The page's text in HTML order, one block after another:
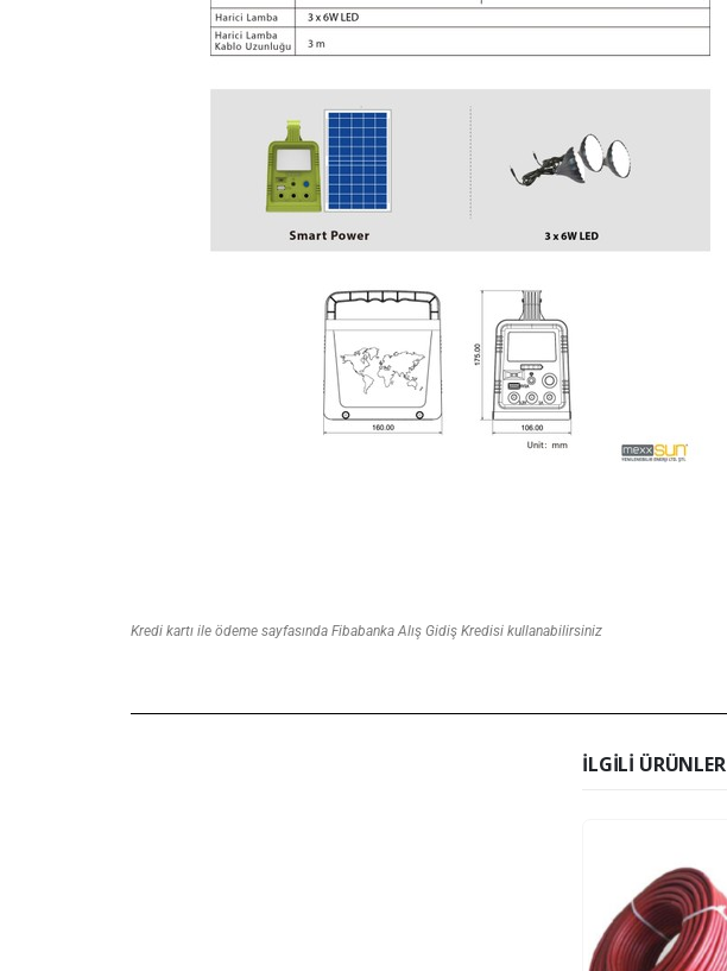
Kredi kartı ile ödeme sayfasında Fibabanka Alış Gidiş Kredisi kullanabilirsiniz
İLGILI ÜRÜNLER